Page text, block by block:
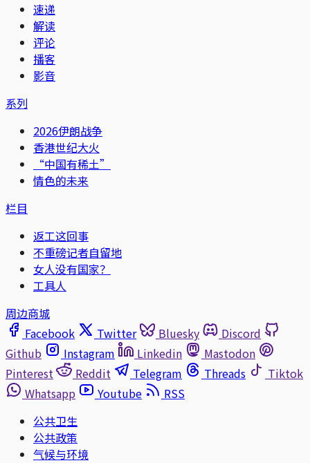
速递
解读
评论
播客
影音
系列
2026伊朗战争
香港世纪大火
“中国有稀土”
情色的未来
栏目
返工这回事
不重磅记者自留地
女人没有国家？
工具人
周边商城
Facebook
Twitter Bluesky
Discord
Github
Instagram Linkedin
Mastodon
Pinterest
Reddit Telegram Threads
Tiktok
Whatsapp
Youtube
RSS
公共卫生
公共政策
气候与环境